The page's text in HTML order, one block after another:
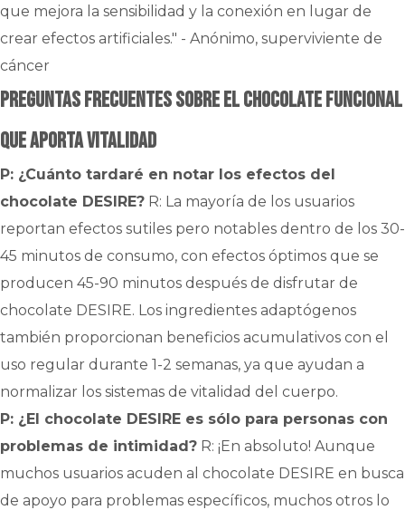
que mejora la sensibilidad y la conexión en lugar de
crear efectos artificiales." - Anónimo, superviviente de
cáncer
Preguntas frecuentes sobre el chocolate funcional
que aporta vitalidad
P: ¿Cuánto tardaré en notar los efectos del
chocolate DESIRE? R: La mayoría de los usuarios
reportan efectos sutiles pero notables dentro de los 30-
45 minutos de consumo, con efectos óptimos que se
producen 45-90 minutos después de disfrutar de
chocolate DESIRE. Los ingredientes adaptógenos
también proporcionan beneficios acumulativos con el
uso regular durante 1-2 semanas, ya que ayudan a
normalizar los sistemas de vitalidad del cuerpo.
P: ¿El chocolate DESIRE es sólo para personas con
problemas de intimidad? R: ¡En absoluto! Aunque
muchos usuarios acuden al chocolate DESIRE en busca
de apoyo para problemas específicos, muchos otros lo